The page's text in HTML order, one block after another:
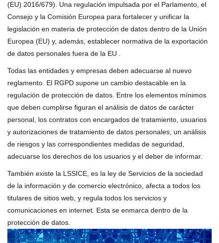
(EU) 2016/679). Una regulación impulsada por el Parlamento, el
Consejo y la Comisión Europea para fortalecer y unificar la
legislación en materia de protección de datos dentro de la Unión
Europea (EU) y, además, establecer normativa de la exportación
de datos personales fuera de la EU .
Todas las entidades y empresas deben adecuarse al nuevo
reglamento. El RGPD supone un cambio destacable en la
regulación de protección de datos. Entre los elementos mínimos
que deben cumplirse figuran el análisis de datos de carácter
personal, los contratos con encargados de tratamiento, usuarios
y autorizaciones de tratamiento de datos personales, un análisis
de riesgos y las correspondientes medidas de seguridad,
adecuarse los derechos de los usuarios y el deber de informar.
También existe la LSSICE, es la ley de Servicios de la sociedad
de la información y de comercio electrónico, afecta a todos los
titulares de sitios web, y regula todos los servicios y
comunicaciones en internet. Esta se enmarca dentro de la
protección de datos.